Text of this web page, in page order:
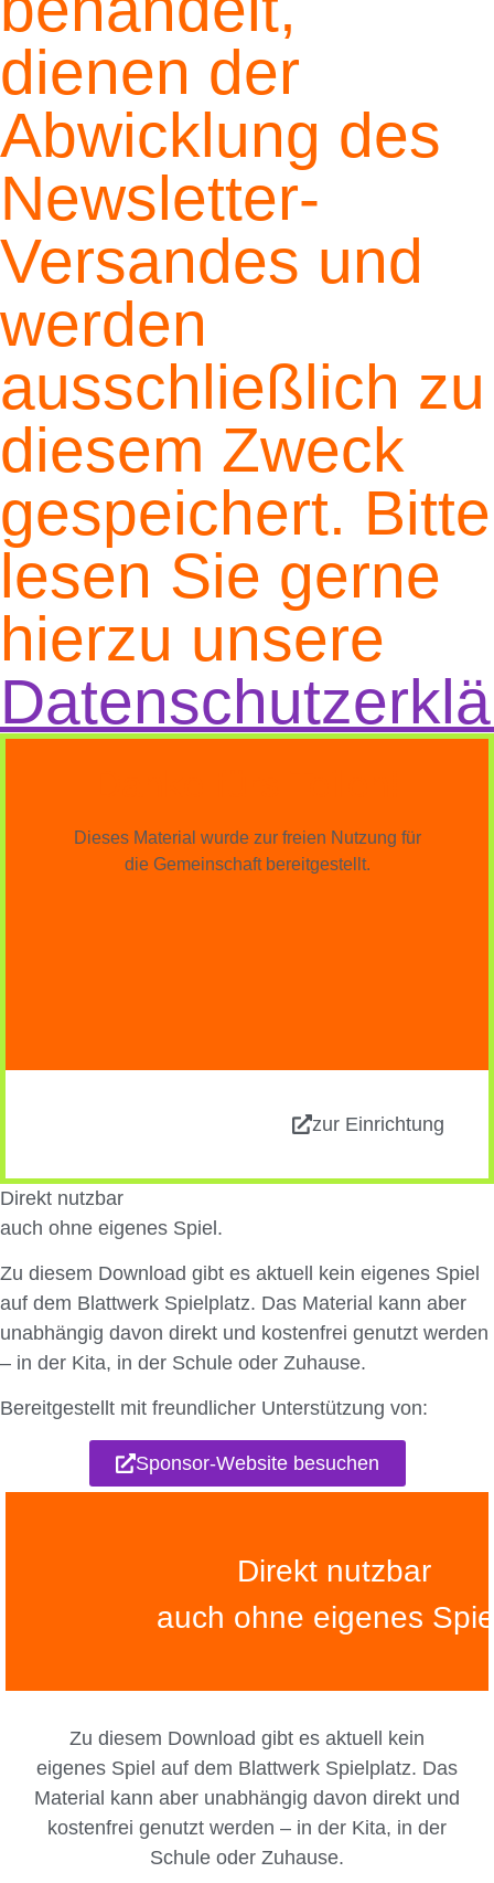
dienen der
Abwicklung des
Newsletter-
Versandes und
werden
ausschließlich zu
diesem Zweck
gespeichert. Bitte
lesen Sie gerne
hierzu unsere
Dieses Material wurde zur freien Nutzung für
die Gemeinschaft bereitgestellt.
zur Einrichtung
Direkt nutzbar
auch ohne eigenes Spiel.
Zu diesem Download gibt es aktuell kein eigenes Spiel
auf dem Blattwerk Spielplatz. Das Material kann aber
unabhängig davon direkt und kostenfrei genutzt werden
– in der Kita, in der Schule oder Zuhause.
Bereitgestellt mit freundlicher Unterstützung von:
Sponsor-Website besuchen
Direkt nutzbar
auch ohne eigenes
Zu diesem Download gibt es aktuell kein
eigenes Spiel auf dem Blattwerk Spielplatz. Das
Material kann aber unabhängig davon direkt und
kostenfrei genutzt werden – in der Kita, in der
Schule oder Zuhause.